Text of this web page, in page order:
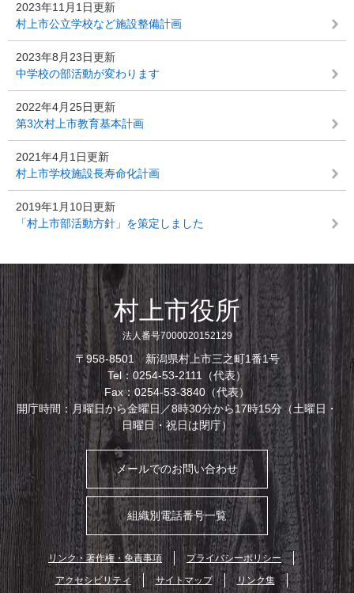
2023年11月1日更新
村上市公立学校など施設整備計画
2023年8月23日更新
中学校の部活動が変わります
2022年4月25日更新
第3次村上市教育基本計画
2021年4月1日更新
村上市学校施設長寿命化計画
2019年1月10日更新
「村上市部活動方針」を策定しました
村上市役所
法人番号7000020152129
〒958-8501 新潟県村上市三之町1番1号
Tel：0254-53-2111（代表）
Fax：0254-53-3840（代表）
開庁時間：月曜日から金曜日／8時30分から17時15分（土曜日・
日曜日・祝日は閉庁）
メールでのお問い合わせ
組織別電話番号一覧
リンク・著作権・免責事項
プライバシーポリシー
アクセシビリティ
サイトマップ リンク集